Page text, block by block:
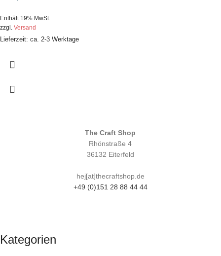
Enthält 19% MwSt.
zzgl. Versand
Lieferzeit: ca. 2-3 Werktage
The Craft Shop
Rhönstraße 4
36132 Eiterfeld
hej[at]thecraftshop.de
+49 (0)151 28 88 44 44
Kategorien